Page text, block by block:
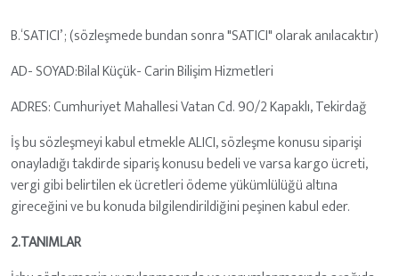
B.‘SATICI’ ; (sözleşmede bundan sonra "SATICI" olarak anılacaktır)
AD- SOYAD:Bilal Küçük- Carin Bilişim Hizmetleri
ADRES: Cumhuriyet Mahallesi Vatan Cd. 90/2 Kapaklı, Tekirdağ
İş bu sözleşmeyi kabul etmekle ALICI, sözleşme konusu siparişi
onayladığı takdirde sipariş konusu bedeli ve varsa kargo ücreti,
vergi gibi belirtilen ek ücretleri ödeme yükümlülüğü altına
gireceğini ve bu konuda bilgilendirildiğini peşinen kabul eder.
2.TANIMLAR